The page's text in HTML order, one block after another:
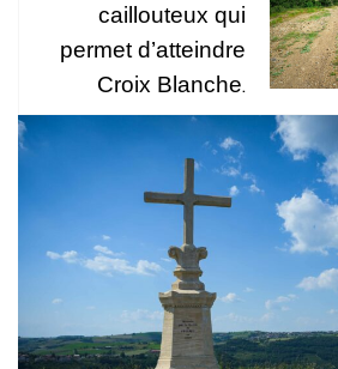
caillouteux qui
permet d’atteindre
Croix Blanche.